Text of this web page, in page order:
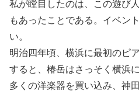
私が瞠目したのは、この遊び
もあったことである。イベン
い。
明治四年頃、横浜に最初のピ
すると、椿岳はさっそく横浜
多くの洋楽器を買い込み、神